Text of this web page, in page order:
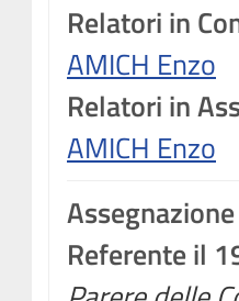
Relatori in
AMICH Enzo
Relatori in
AMICH Enzo
Assegnazione
Referente il